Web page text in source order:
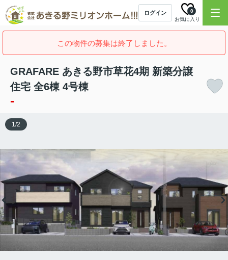
ログイン
お気に入り
0
この物件の募集は終了しました。
GRAFARE あきる野市草花4期 新築分譲
住宅 全6棟 4号棟
-
1/2